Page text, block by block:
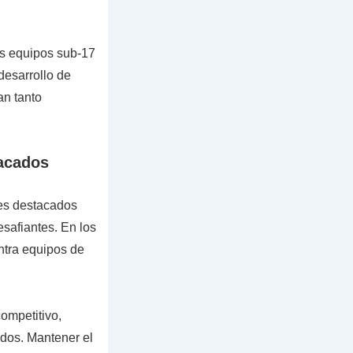
equipos sub-17
de
tanto
destacados
En los
equipos de
Mantener el